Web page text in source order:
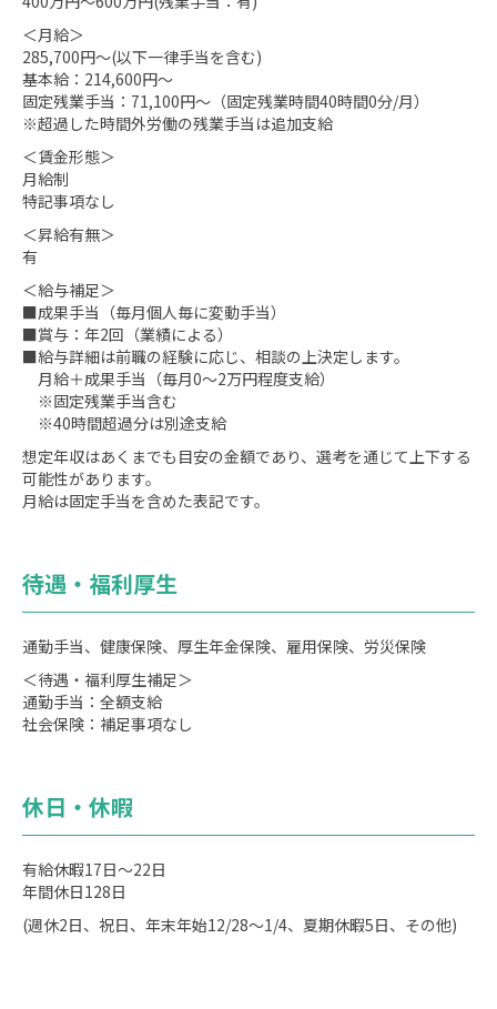
＜月給＞
285,700円〜(以下一律手当を含む)
基本給：214,600円〜
固定残業手当：71,100円〜（固定残業時間40時間0分/月）
※超過した時間外労働の残業手当は追加支給
＜賃金形態＞
月給制
特記事項なし
＜昇給有無＞
有
＜給与補足＞
■成果手当（毎月個人毎に変動手当）
■賞与：年2回（業績による）
■給与詳細は前職の経験に応じ、相談の上決定します。
月給＋成果手当（毎月0〜2万円程度支給）
※固定残業手当含む
※40時間超過分は別途支給
想定年収はあくまでも目安の金額であり、選考を通じて上下する
可能性があります。
月給は固定手当を含めた表記です。
待遇・福利厚生
通勤手当、健康保険、厚生年金保険、雇用保険、労災保険
＜待遇・福利厚生補足＞
通勤手当：全額支給
社会保険：補足事項なし
休日・休暇
有給休暇17日〜22日
年間休日128日
(週休2日、祝日、年末年始12/28～1/4、夏期休暇5日、その他)